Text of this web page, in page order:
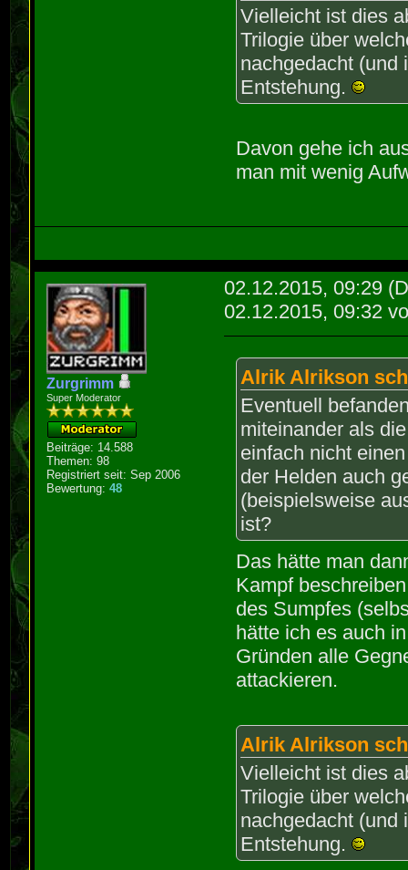
Vielleicht ist dies
Trilogie über
nachgedacht (und
Entstehung.
Davon gehe ich
man mit wenig
Zurgrimm
Super Moderator
Beiträge: 14.588
Themen: 98
Registriert seit: Sep 2006
Bewertung:48
02.12.2015, 09:29
02.12.2015, 09:32
Alrik Alrikson
Eventuell
miteinander als
einfach nicht
der Helden auch
(beispielsweise
ist?
Das hätte man
Kampf
des Sumpfes
hätte ich es auch
Gründen alle
attackieren.
Alrik Alrikson
Vielleicht ist dies
Trilogie über
nachgedacht (und
Entstehung.